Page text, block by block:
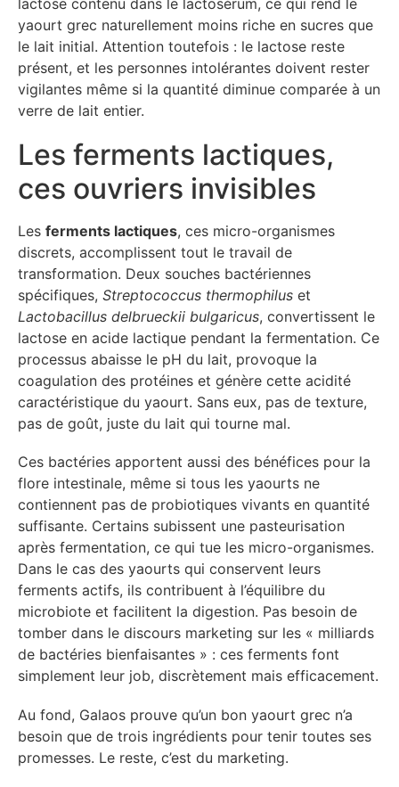
yaourt grec naturellement moins riche en sucres que
le lait initial. Attention toutefois : le lactose reste
présent, et les personnes intolérantes doivent rester
vigilantes même si la quantité diminue comparée à un
verre de lait entier.
Les ferments lactiques,
ces ouvriers invisibles
Les ferments lactiques, ces micro-organismes
discrets, accomplissent tout le travail de
transformation. Deux souches bactériennes
spécifiques, Streptococcus thermophilus et
Lactobacillus delbrueckii bulgaricus, convertissent le
lactose en acide lactique pendant la fermentation. Ce
processus abaisse le pH du lait, provoque la
coagulation des protéines et génère cette acidité
caractéristique du yaourt. Sans eux, pas de texture,
pas de goût, juste du lait qui tourne mal.
Ces bactéries apportent aussi des bénéfices pour la
flore intestinale, même si tous les yaourts ne
contiennent pas de probiotiques vivants en quantité
suffisante. Certains subissent une pasteurisation
après fermentation, ce qui tue les micro-organismes.
Dans le cas des yaourts qui conservent leurs
ferments actifs, ils contribuent à l’équilibre du
microbiote et facilitent la digestion. Pas besoin de
tomber dans le discours marketing sur les « milliards
de bactéries bienfaisantes » : ces ferments font
simplement leur job, discrètement mais efficacement.
Au fond, Galaos prouve qu’un bon yaourt grec n’a
besoin que de trois ingrédients pour tenir toutes ses
promesses. Le reste, c’est du marketing.